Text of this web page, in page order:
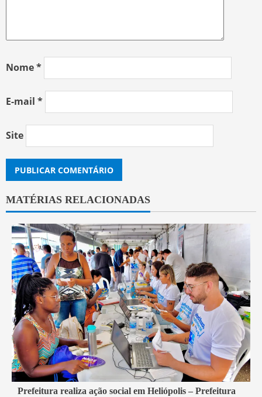
Nome*
E-mail *
Site
MATÉRIAS RELACIONADAS
2 min read
Prefeitura realiza ação social em Heliópolis – Prefeitura